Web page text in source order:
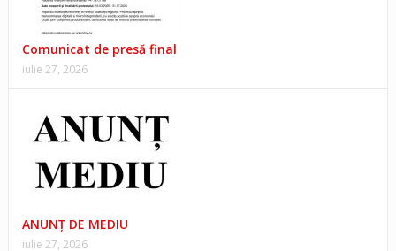
Comunicat de presă final
iulie 27, 2026
ANUNŢ DE MEDIU
iulie 27, 2026